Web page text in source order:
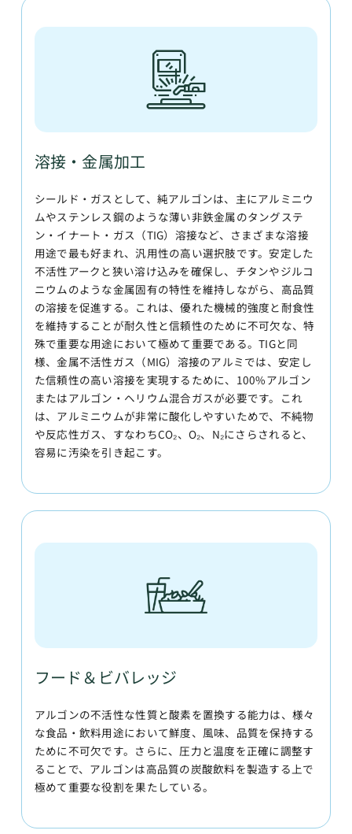
溶接・金属加工
シールド・ガスとして、純アルゴンは、主にアルミニウ
ムやステンレス鋼のような薄い非鉄金属のタングステ
ン・イナート・ガス（TIG）溶接など、さまざまな溶接
用途で最も好まれ、汎用性の高い選択肢です。安定した
不活性アークと狭い溶け込みを確保し、チタンやジルコ
ニウムのような金属固有の特性を維持しながら、高品質
の溶接を促進する。これは、優れた機械的強度と耐食性
を維持することが耐久性と信頼性のために不可欠な、特
殊で重要な用途において極めて重要である。TIGと同
様、金属不活性ガス（MIG）溶接のアルミでは、安定し
た信頼性の高い溶接を実現するために、100%アルゴン
またはアルゴン・ヘリウム混合ガスが必要です。これ
は、アルミニウムが非常に酸化しやすいためで、不純物
や反応性ガス、すなわちCO₂、O₂、N₂にさらされると、
容易に汚染を引き起こす。
フード＆ビバレッジ
アルゴンの不活性な性質と酸素を置換する能力は、様々
な食品・飲料用途において鮮度、風味、品質を保持する
ために不可欠です。さらに、圧力と温度を正確に調整す
ることで、アルゴンは高品質の炭酸飲料を製造する上で
極めて重要な役割を果たしている。